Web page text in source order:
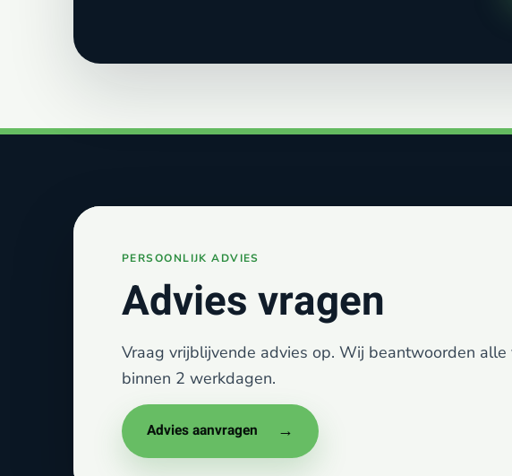
Advies vragen
Vraag vrijblijvende advies op. Wij beantwoorden alle
binnen 2 werkdagen.
Advies aanvragen